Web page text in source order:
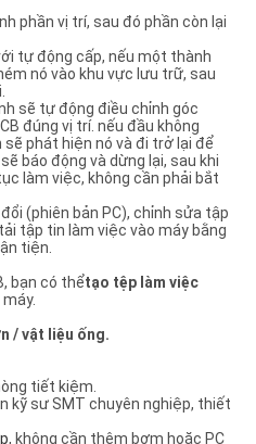
phần vị trí, sau đó phần còn lại
tự động cấp, nếu một thành
nó vào khu vực lưu trữ, sau
sẽ tự động điều chỉnh góc
đúng vị trí. nếu đầu không
phát hiện nó và đi trở lại để
báo động và dừng lại, sau khi
làm việc, không cần phải bắt
(phiên bản PC), chỉnh sửa tập
tập tin làm việc vào máy bằng
tiện.
bạn có thểtạo tệp làm việc
/ vật liệu ống.
tiết kiệm.
kỹ sư SMT chuyên nghiệp, thiết
, không cần thêm bơm hoặc PC